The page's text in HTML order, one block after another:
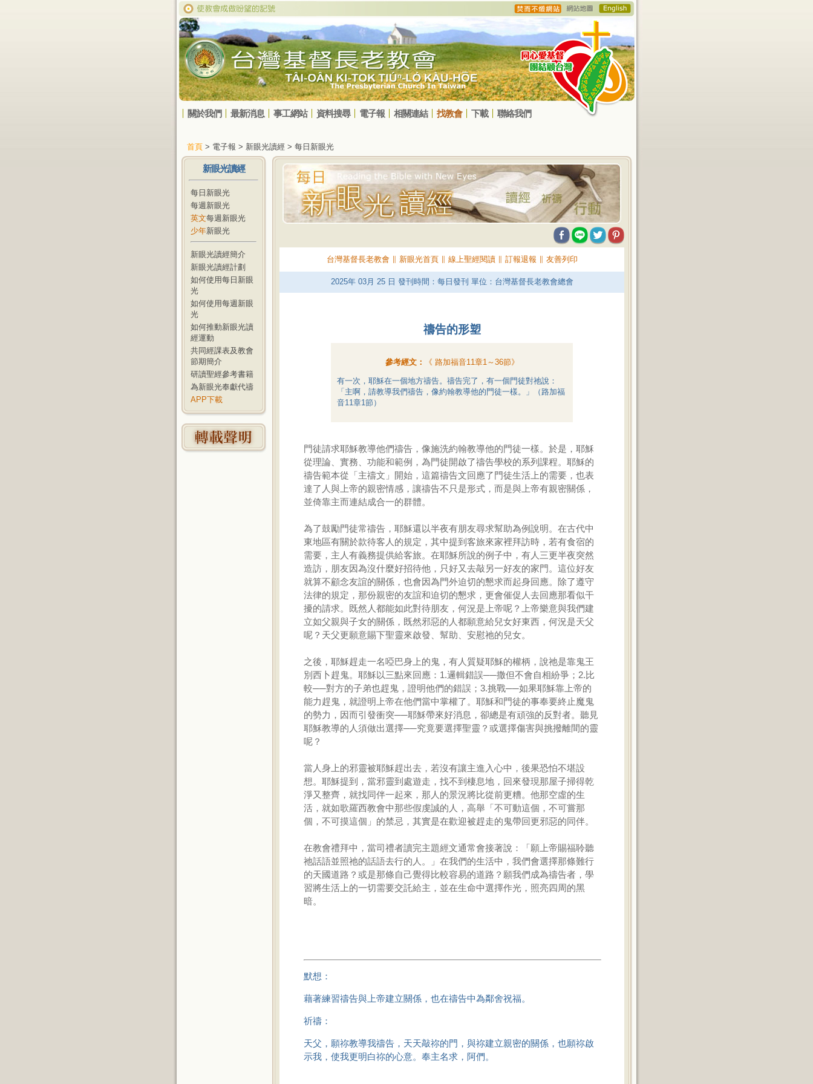
關於我們 最新消息 事工網站 資料搜尋 電子報 相關連結 找教會 下載 聯絡我們
首頁 > 電子報 > 新眼光讀經 > 每日新眼光
新眼光讀經
每日新眼光
每週新眼光
英文每週新眼光
少年新眼光
新眼光讀經簡介
新眼光讀經計劃
如何使用每日新眼
光
如何使用每週新眼
光
如何推動新眼光讀
經運動
共同經課表及教會
節期簡介
研讀聖經參考書籍
為新眼光奉獻代禱
APP下載
台灣基督長老教會∥ 新眼光首頁∥ 線上聖經閱讀∥ 訂報退報 友善列印
2025年 03月 25日 發刊時間：每日發刊 單位：台灣基督長老教會總會
禱告的形塑
參考經文： 《 路加福音11章1～36節》
有一次，耶穌在一個地方禱告。禱告完了，有一個門徒對祂說：
「主啊，請教導我們禱告，像約翰教導他的門徒一樣。」（路加福
音11章1節）
門徒請求耶穌教導他們禱告，像施洗約翰教導他的門徒一樣。於是，耶穌
從理論、實務、功能和範例，為門徒開啟了禱告學校的系列課程。耶穌的
禱告範本從「主禱文」開始，這篇禱告文回應了門徒生活上的需要，也表
達了人與上帝的親密情感，讓禱告不只是形式，而是與上帝有親密關係，
並倚靠主而連結成合一的群體。
為了鼓勵門徒常禱告，耶穌還以半夜有朋友尋求幫助為例說明。在古代中
東地區有關於款待客人的規定，其中提到客旅來家裡拜訪時，若有食宿的
需要，主人有義務提供給客旅。在耶穌所說的例子中，有人三更半夜突然
造訪，朋友因為沒什麼好招待他，只好又去敲另一好友的家門。這位好友
就算不顧念友誼的關係，也會因為門外迫切的懇求而起身回應。除了遵守
法律的規定，那份親密的友誼和迫切的懇求，更會催促人去回應那看似干
擾的請求。既然人都能如此對待朋友，何況是上帝呢？上帝樂意與我們建
立如父親與子女的關係，既然邪惡的人都願意給兒女好東西，何況是天父
呢？天父更願意賜下聖靈來啟發、幫助、安慰祂的兒女。
之後，耶穌趕走一名啞巴身上的鬼，有人質疑耶穌的權柄，說祂是靠鬼王
別西卜趕鬼。耶穌以三點來回應：1.邏輯錯誤──撒但不會自相紛爭；2.比
較──對方的子弟也趕鬼，證明他們的錯誤；3.挑戰──如果耶穌靠上帝的
能力趕鬼，就證明上帝在他們當中掌權了。耶穌和門徒的事奉要終止魔鬼
的勢力，因而引發衝突──耶穌帶來好消息，卻總是有頑強的反對者。聽見
耶穌教導的人須做出選擇──究竟要選擇聖靈？或選擇傷害與挑撥離間的靈
呢？
當人身上的邪靈被耶穌趕出去，若沒有讓主進入心中，後果恐怕不堪設
想。耶穌提到，當邪靈到處遊走，找不到棲息地，回來發現那屋子掃得乾
淨又整齊，就找同伴一起來，那人的景況將比從前更糟。他那空虛的生
活，就如歌羅西教會中那些假虔誠的人，高舉「不可動這個，不可嘗那
個，不可摸這個」的禁忌，其實是在歡迎被趕走的鬼帶回更邪惡的同伴。
在教會禮拜中，當司禮者讀完主題經文通常會接著說：「願上帝賜福聆聽
祂話語並照祂的話語去行的人。」在我們的生活中，我們會選擇那條難行
的天國道路？或是那條自己覺得比較容易的道路？願我們成為禱告者，學
習將生活上的一切需要交託給主，並在生命中選擇作光，照亮四周的黑
暗。
默想：
藉著練習禱告與上帝建立關係，也在禱告中為鄰舍祝福。
祈禱：
天父，願祢教導我禱告，天天敲祢的門，與祢建立親密的關係，也願祢啟
示我，使我更明白祢的心意。奉主名求，阿們。